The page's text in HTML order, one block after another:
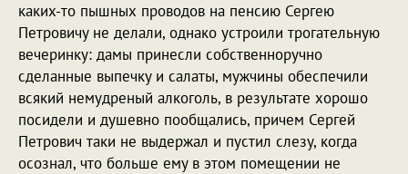
каких-то пышных проводов на пенсию Сергею
Петровичу не делали, однако устроили трогательную
вечеринку: дамы принесли собственноручно
сделанные выпечку и салаты, мужчины обеспечили
всякий немудреный алкоголь, в результате хорошо
посидели и душевно пообщались, причем Сергей
Петрович таки не выдержал и пустил слезу, когда
осознал, что больше ему в этом помещении не